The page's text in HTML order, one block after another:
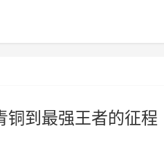
铜到最强王者的征程